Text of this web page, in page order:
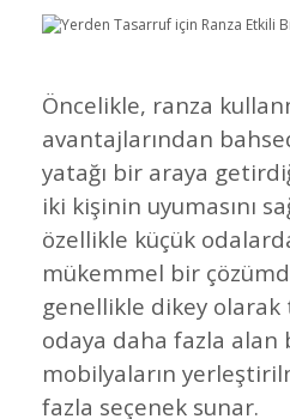
Öncelikle, ranza
avantajlarından
yatağı bir araya
iki kişinin uyumasını
özellikle küçük
mükemmel bir
genellikle dikey olarak
odaya daha fazla alan
mobilyaların
fazla seçenek sunar.